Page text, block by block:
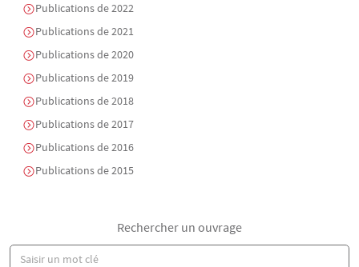
Publications de 2022
Publications de 2021
Publications de 2020
Publications de 2019
Publications de 2018
Publications de 2017
Publications de 2016
Publications de 2015
Rechercher un ouvrage